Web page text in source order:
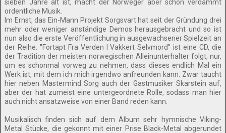
sieben Jahre alt ist, macht der Norweger aber schon verdammt
ordentliche Musik.
Im Ernst, das Ein-Mann Projekt Sorgsvart hat seit der Gründung drei
mehr oder weniger anständige Demos herausgebracht und so ist
nun also die erste Veröffentlichung in ausgewachsener Spielzeit an
der Reihe. ''Fortapt Fra Verden I Vakkert Selvmord'' ist eine CD, die
der Tradition der meisten norwegischen Alleinunterhalter folgt, nur,
um es schonmal vorweg zu nehmen, dass dieses endlich Mal ein
Werk ist, mit dem ich mich irgendwo anfreunden kann. Zwar taucht
hier neben Mastermind Sorg auch der Gastmusiker Skarstein auf,
aber der hat zumeist eine untergeordnete Rolle, sodass man hier
auch nicht ansatzweise von einer Band reden kann.
Musikalisch finden sich auf dem Album sehr hymnische Viking-
Metal Stücke, die gekonnt mit einer Prise Black-Metal abgerundet